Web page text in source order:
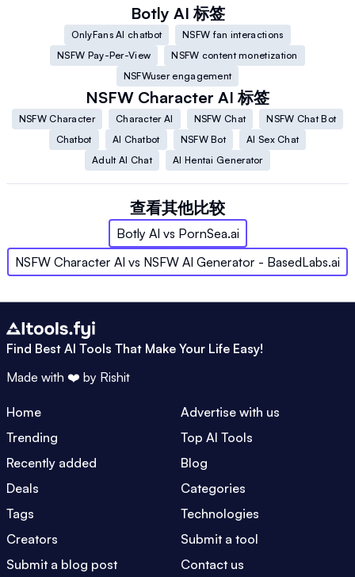
Botly AI 标签
OnlyFans AI chatbot
NSFW fan interactions
NSFW Pay-Per-View
NSFW content monetization
NSFWuser engagement
NSFW Character AI 标签
NSFW Character Character AI NSFW Chat
NSFW Chat Bot
Chatbot
AI Chatbot NSFW Bot
AI Sex Chat
Adult AI Chat
AI Hentai Generator
查看其他比较
Botly AI vs PornSea.ai
NSFW Character AI vs NSFW AI Generator - BasedLabs.ai
Find Best AI Tools That Make Your Life Easy!
Made with ❤️ by Rishit
Home
Advertise with us
Trending
Top AI Tools
Recently added
Blog
Deals
Categories
Tags
Technologies
Creators
Submit a tool
Submit a blog post
Contact us